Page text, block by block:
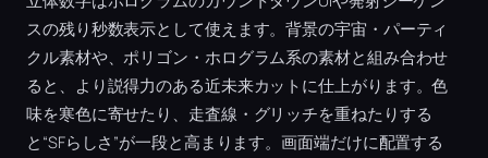
スの残り秒数表示として使えます。背景の宇宙・パーティ
クル素材や、ポリゴン・ホログラム系の素材と組み合わせ
ると、より説得力のある近未来カットに仕上がります。色
味を寒色に寄せたり、走査線・グリッチを重ねたりする
と“SFらしさ”が一段と高まります。画面端だけに配置する